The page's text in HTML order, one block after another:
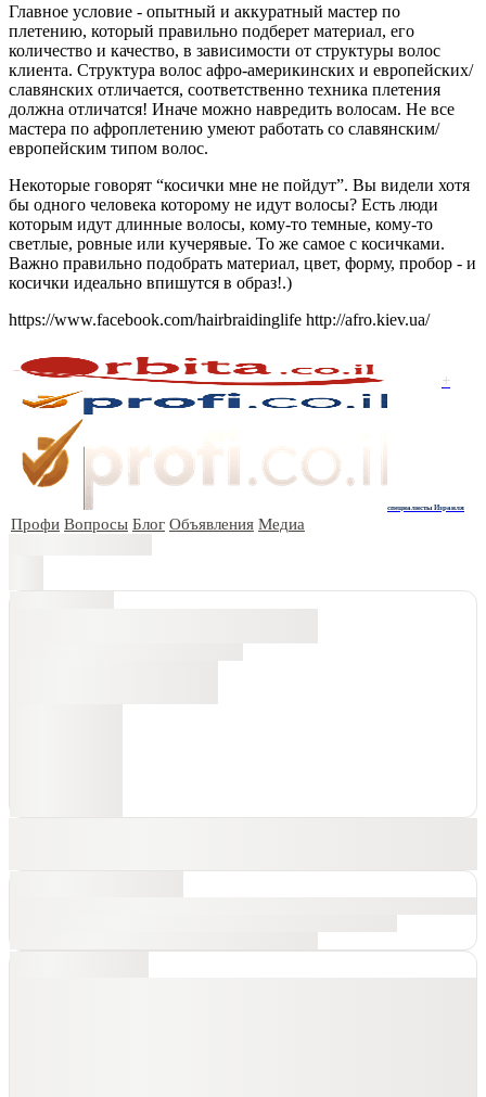
Главное условие - опытный и аккуратный мастер по
плетению, который правильно подберет материал, его
количество и качество, в зависимости от структуры волос
клиента. Структура волос афро-америкинских и европейских/
славянских отличается, соответственно техника плетения
должна отличатся! Иначе можно навредить волосам. Не все
мастера по афроплетению умеют работать со славянским/
европейским типом волос.
Некоторые говорят “косички мне не пойдут”. Вы видели хотя
бы одного человека которому не идут волосы? Есть люди
которым идут длинные волосы, кому-то темные, кому-то
светлые, ровные или кучерявые. То же самое с косичками.
Важно правильно подобрать материал, цвет, форму, пробор - и
косички идеально впишутся в образ!.)
https://www.facebook.com/hairbraidinglife http://afro.kiev.ua/
+
специалисты Израиля
Профи Вопросы Блог Объявления Медиа